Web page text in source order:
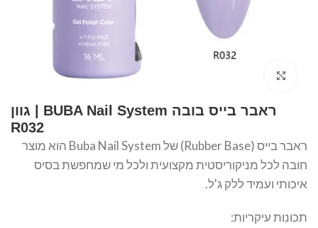
ראבר בייס בובה BUBA Nail System | גוון
R032
ראבר בייס (Rubber Base) של Buba Nail System הוא מוצר
חובה לכל מניקוריסטית מקצועית ולכל מי שמחפשת בסיס
איכותי ועמיד ללק ג'ל.
תכונות עיקריות: